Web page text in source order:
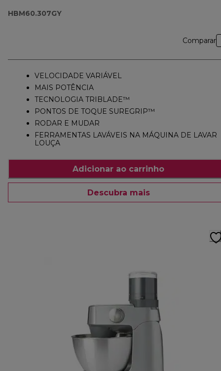
HBM60.307GY
Comparar
VELOCIDADE VARIÁVEL
MAIS POTÊNCIA
TECNOLOGIA TRIBLADE™
PONTOS DE TOQUE SUREGRIP™
RODAR E MUDAR
FERRAMENTAS LAVÁVEIS NA MÁQUINA DE LAVAR
LOUÇA
Adicionar ao carrinho
Descubra mais